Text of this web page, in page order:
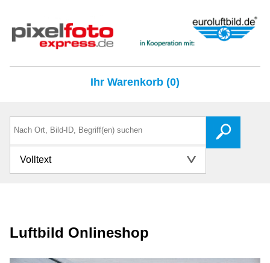
Ihr Warenkorb (0)
Volltext
Luftbild Onlineshop